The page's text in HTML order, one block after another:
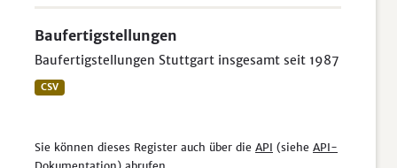
Baufertigstellungen
Baufertigstellungen Stuttgart insgesamt seit 1987
CSV
Sie können dieses Register auch über die API (siehe API-